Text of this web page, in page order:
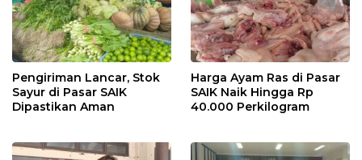
Pengiriman Lancar, Stok
Sayur di Pasar SAIK
Dipastikan Aman
Harga Ayam Ras di Pasar
SAIK Naik Hingga Rp
40.000 Perkilogram